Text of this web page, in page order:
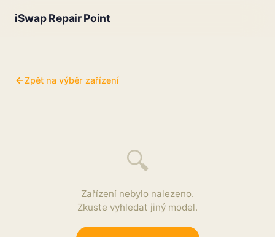
iSwap Repair Point
Zpět na výběr zařízení
🔍
Zařízení nebylo nalezeno.
Zkuste vyhledat jiný model.